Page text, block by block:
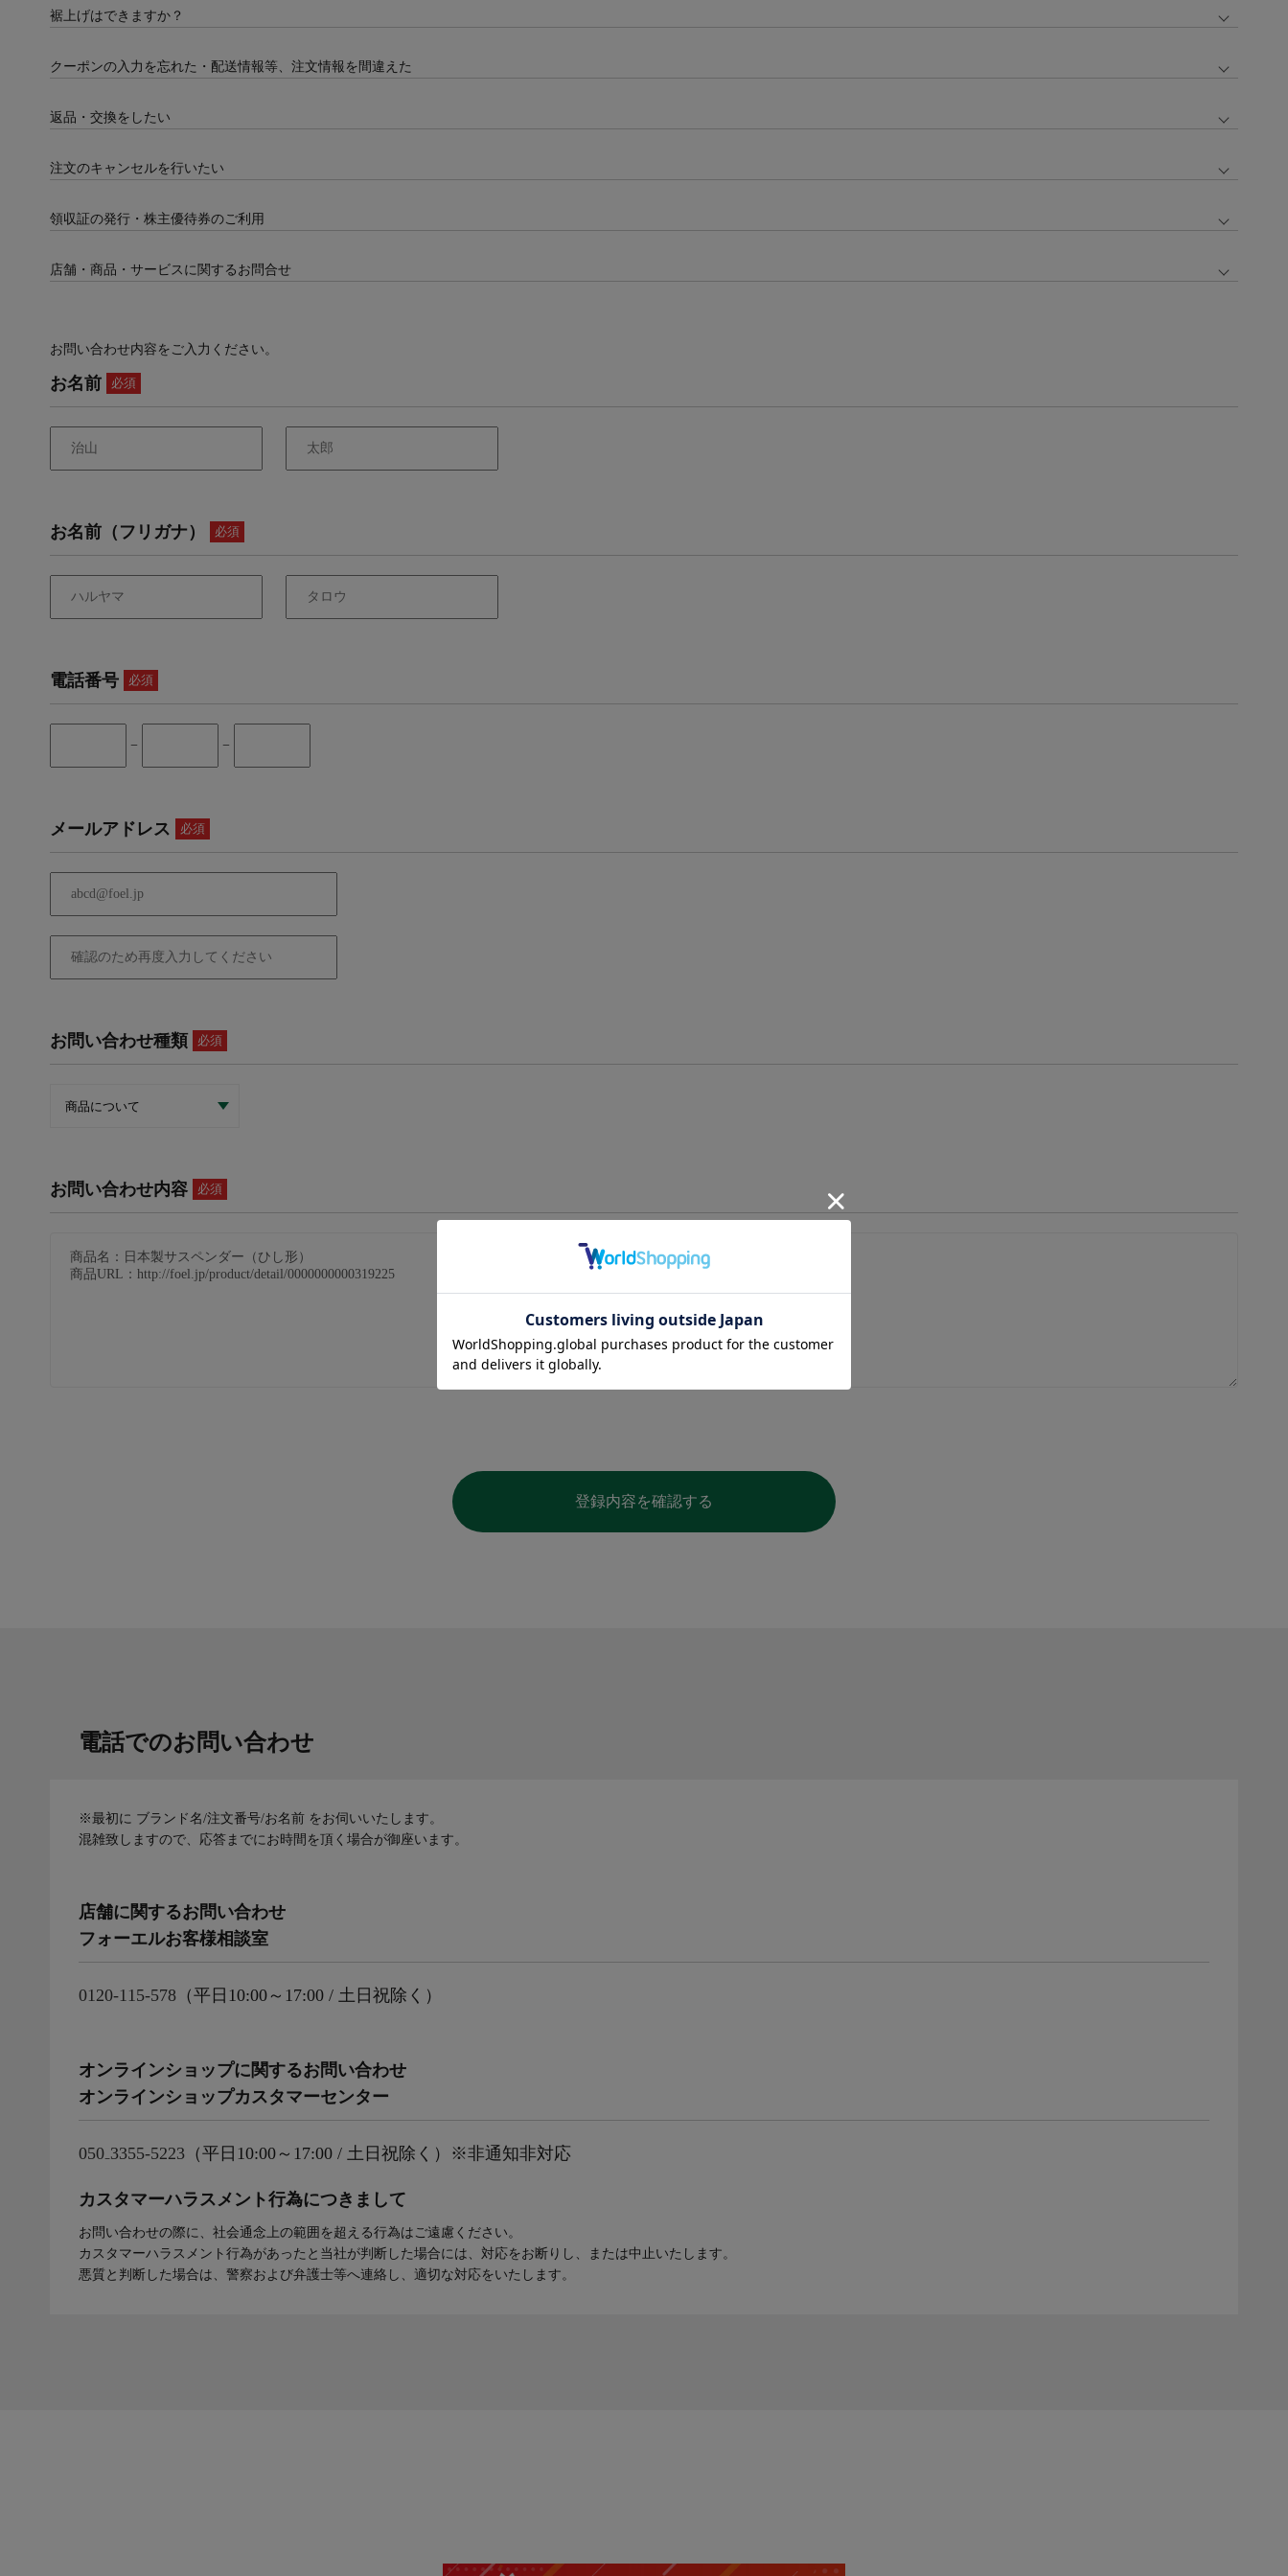
裾上げはできますか？
クーポンの入力を忘れた・配送情報等、注文情報を間違えた
返品・交換をしたい
注文のキャンセルを行いたい
領収証の発行・株主優待券のご利用
店舗・商品・サービスに関するお問合せ
お問い合わせ内容をご入力ください。
お名前 必須
お名前（フリガナ） 必須
電話番号 必須
− −
メールアドレス 必須
お問い合わせ種類 必須
お問い合わせ内容 必須
登録内容を確認する
電話でのお問い合わせ
※最初に ブランド名/注文番号/お名前 をお伺いいたします。
混雑致しますので、応答までにお時間を頂く場合が御座います。
店舗に関するお問い合わせ
フォーエルお客様相談室
0120-115-578 （平日10:00～17:00 / 土日祝除く）
オンラインショップに関するお問い合わせ
オンラインショップカスタマーセンター
050₋3355-5223 （平日10:00～17:00 / 土日祝除く）※非通知非対応
カスタマーハラスメント行為につきまして
お問い合わせの際に、社会通念上の範囲を超える行為はご遠慮ください。
カスタマーハラスメント行為があったと当社が判断した場合には、対応をお断りし、または中止いたします。
悪質と判断した場合は、警察および弁護士等へ連絡し、適切な対応をいたします。